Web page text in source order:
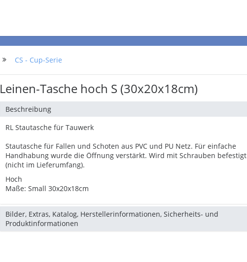
CS - Cup-Serie
Leinen-Tasche hoch S (30x20x18cm)
Beschreibung
RL Stautasche für Tauwerk
Stautasche für Fallen und Schoten aus PVC und PU Netz. Für einfache
Handhabung wurde die Öffnung verstärkt. Wird mit Schrauben befestigt
(nicht im Lieferumfang).
Hoch
Maße: Small 30x20x18cm
Bilder, Extras, Katalog, Herstellerinformationen, Sicherheits- und
Produktinformationen